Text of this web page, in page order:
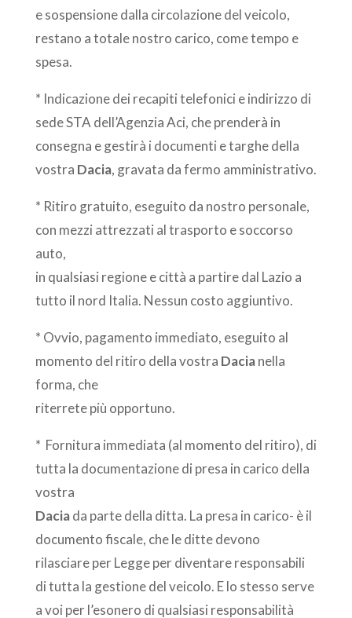
e sospensione dalla circolazione del veicolo,
restano a totale nostro carico, come tempo e
spesa.
* Indicazione dei recapiti telefonici e indirizzo di
sede STA dell’Agenzia Aci, che prenderà in
consegna e gestirà i documenti e targhe della
vostra Dacia, gravata da fermo amministrativo.
* Ritiro gratuito, eseguito da nostro personale,
con mezzi attrezzati al trasporto e soccorso
auto,
in qualsiasi regione e città a partire dal Lazio a
tutto il nord Italia. Nessun costo aggiuntivo.
* Ovvio, pagamento immediato, eseguito al
momento del ritiro della vostra Dacianella
forma, che
riterrete più opportuno.
* Fornitura immediata (al momento del ritiro), di
tutta la documentazione di presa in carico della
vostra
Daciada parte della ditta. La presa in carico- è il
documento fiscale, che le ditte devono
rilasciare per Legge per diventare responsabili
di tutta la gestione del veicolo. E lo stesso serve
a voi per l’esonero di qualsiasi responsabilità